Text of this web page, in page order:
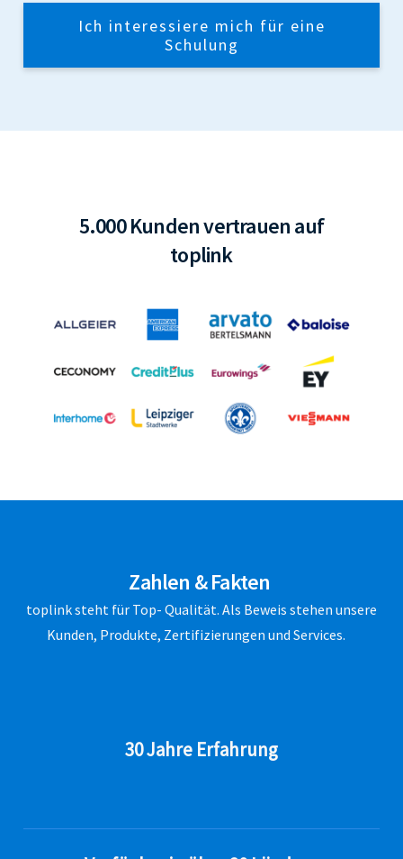
Ich interessiere mich für eine
Schulung
5.000 Kunden vertrauen auf
toplink
Zahlen & Fakten
toplink steht für Top- Qualität. Als Beweis stehen unsere
Kunden, Produkte, Zertifizierungen und Services.
30 Jahre Erfahrung